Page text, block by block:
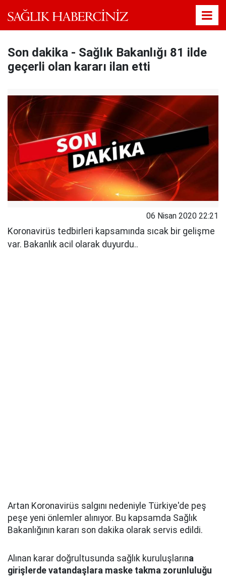
Son dakika - Sağlık Bakanlığı 81 ilde
geçerli olan kararı ilan etti
06 Nisan 2020 22:21
Koronavirüs tedbirleri kapsamında sıcak bir gelişme
var. Bakanlık acil olarak duyurdu..
Artan Koronavirüs salgını nedeniyle Türkiye'de peş
peşe yeni önlemler alınıyor. Bu kapsamda Sağlık
Bakanlığının kararı son dakika olarak servis edildi.
Alınan karar doğrultusunda sağlık kuruluşlarına
girişlerde vatandaşlara maske takma zorunluluğu